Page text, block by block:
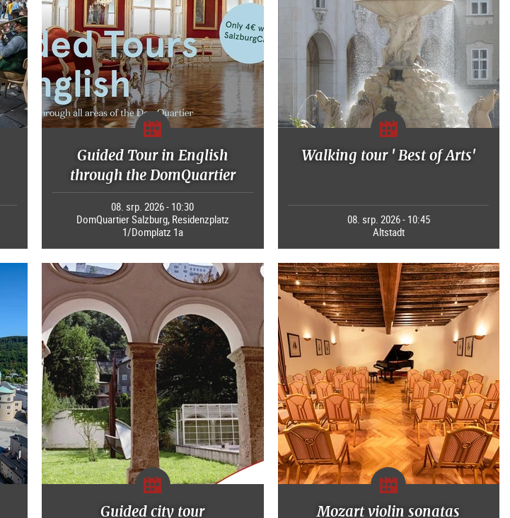
Guided Tour in English
through the DomQuartier
08. srp. 2026 - 10:30
DomQuartier Salzburg, Residenzplatz
1/Domplatz 1a
Walking tour ' Best of Arts'
08. srp. 2026 - 10:45
Altstadt
Guided city tour Mozart violin sonatas